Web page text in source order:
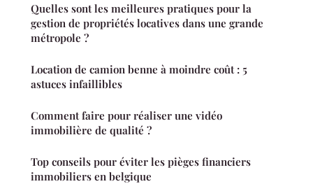
Quelles sont les meilleures pratiques pour la
gestion de propriétés locatives dans une grande
métropole ?
Location de camion benne à moindre coût : 5
astuces infaillibles
Comment faire pour réaliser une vidéo
immobilière de qualité ?
Top conseils pour éviter les pièges financiers
immobiliers en belgique